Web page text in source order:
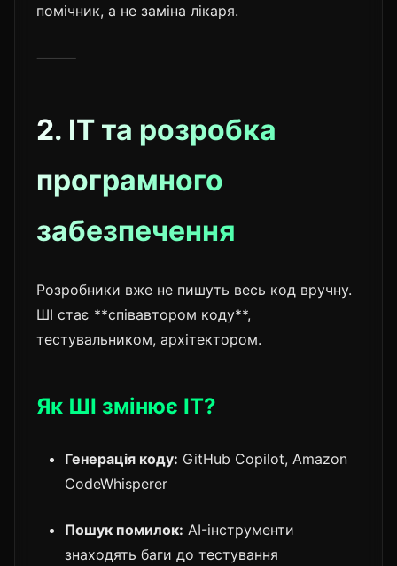
помічник, а не заміна лікаря.
⸻
2. IT та розробка
програмного
забезпечення
Розробники вже не пишуть весь код вручну.
ШІ стає **співавтором коду**,
тестувальником, архітектором.
Як ШІ змінює IT?
Генерація коду: GitHub Copilot, Amazon
CodeWhisperer
Пошук помилок: AI-інструменти
знаходять баги до тестування